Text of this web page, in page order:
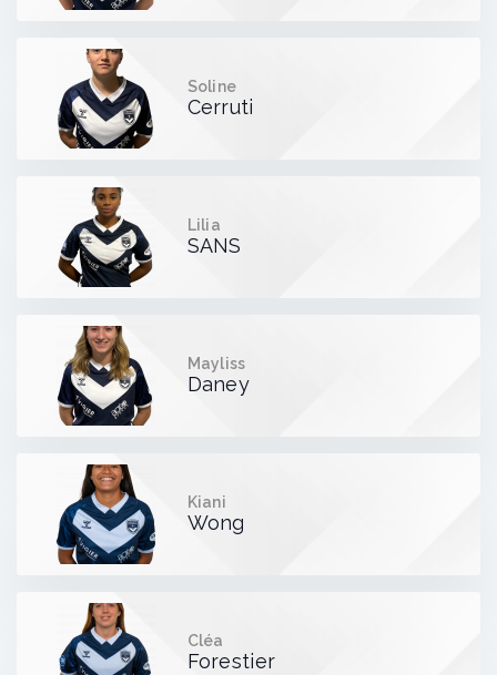
Soline
Cerruti
Lilia
SANS
Mayliss
Daney
Kiani
Wong
Cléa
Forestier